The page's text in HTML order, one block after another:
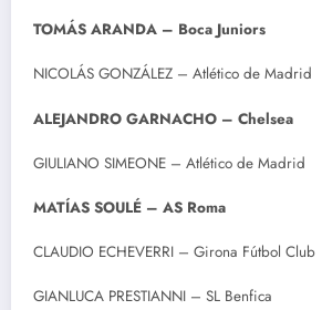
TOMÁS ARANDA – Boca Juniors
NICOLÁS GONZÁLEZ – Atlético de Madrid
ALEJANDRO GARNACHO – Chelsea
GIULIANO SIMEONE – Atlético de Madrid
MATÍAS SOULÉ – AS Roma
CLAUDIO ECHEVERRI – Girona Fútbol Club
GIANLUCA PRESTIANNI – SL Benfica